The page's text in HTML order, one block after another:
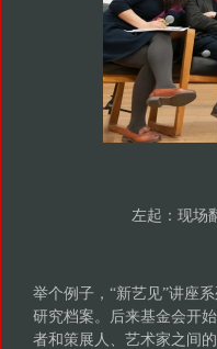
左起：现场
举个例子，“新艺见”讲座
研究档案。后来基金会开
者和策展人、艺术家之间